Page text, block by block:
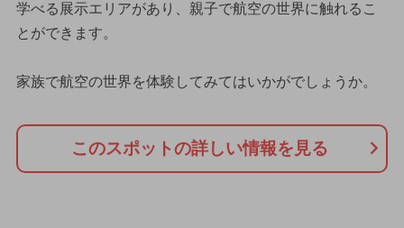
学べる展示エリアがあり、親子で航空の世界に触れるこ
とができます。
家族で航空の世界を体験してみてはいかがでしょうか。
このスポットの詳しい情報を見る